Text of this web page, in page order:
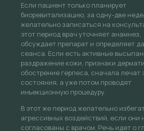
Если пациент только планирует
биоревитализацию, за одну-две
желательно записаться на
этот период врач уточняет анамнез,
обсуждает препарат и определяет
сеанса. Если есть активные
раздражение кожи, признаки
обострение герпеса, сначала лечат
состояния, а уже потом проводят
инъекционную процедуру.
В этот же период желательно
агрессивных воздействий, если они
согласованы с врачом. Речь идет о